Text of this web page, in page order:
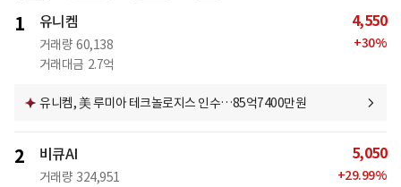
1 유니켐
거래량 60,138
거래대금 2.7억
4,550
+30%
유니켐, 美 루미아 테크놀로지스 인수…85억7400만원
2 비큐AI
거래량 324,951
5,050
+29.99%